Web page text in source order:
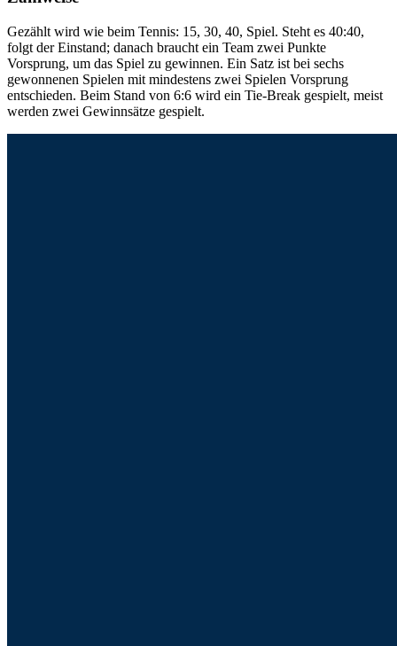
Gezählt wird wie beim Tennis: 15, 30, 40, Spiel. Steht es 40:40,
folgt der Einstand; danach braucht ein Team zwei Punkte
Vorsprung, um das Spiel zu gewinnen. Ein Satz ist bei sechs
gewonnenen Spielen mit mindestens zwei Spielen Vorsprung
entschieden. Beim Stand von 6:6 wird ein Tie-Break gespielt, meist
werden zwei Gewinnsätze gespielt.